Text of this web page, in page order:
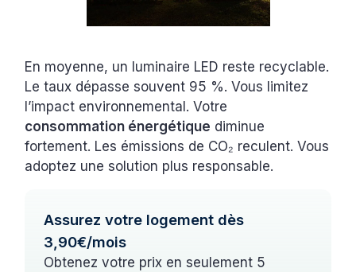
En moyenne, un luminaire LED reste recyclable.
Le taux dépasse souvent 95 %. Vous limitez
l’impact environnemental. Votre
consommation énergétique diminue
fortement. Les émissions de CO₂ reculent. Vous
adoptez une solution plus responsable.
Assurez votre logement dès
3,90€/mois
Obtenez votre prix en seulement 5